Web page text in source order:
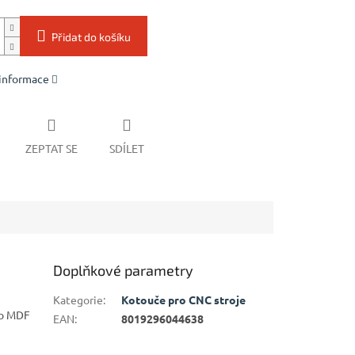
Přidat do košíku
ZEPTAT SE SDÍLET
MDF
Doplňkové parametry
Kategorie:
Kotouče pro CNC stroje
EAN: 8019296044638